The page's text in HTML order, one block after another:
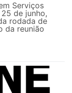
Serviços
de junho,
rodada de
da reunião